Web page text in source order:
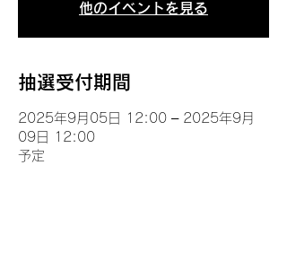
他のイベントを見る
抽選受付期間
2025年9月05日 12:00 – 2025年9月
09日 12:00
予定